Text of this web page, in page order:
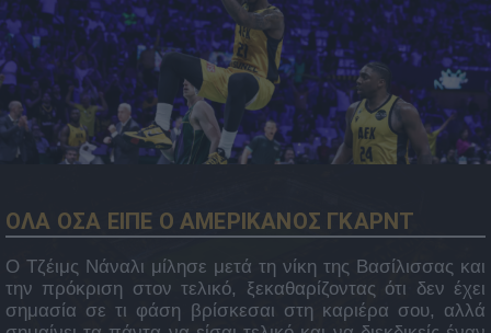
ΟΛΑ ΟΣΑ ΕΙΠΕ Ο ΑΜΕΡΙΚΑΝΟΣ ΓΚΑΡΝΤ
Ο Τζέιμς Νάναλι μίλησε μετά τη νίκη της Βασίλισσας και
την πρόκριση στον τελικό, ξεκαθαρίζοντας ότι δεν έχει
σημασία σε τι φάση βρίσκεσαι στη καριέρα σου, αλλά